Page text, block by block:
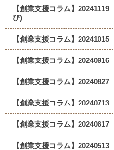
【創業支援コラム】
び)
【創業支援コラム】
【創業支援コラム】
【創業支援コラム】
【創業支援コラム】
【創業支援コラム】
【創業支援コラム】